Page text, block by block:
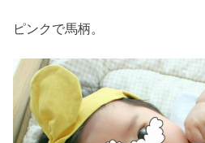
ピンクで馬柄。